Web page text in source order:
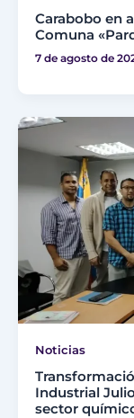
Carabobo en
Comuna
7 de agosto de
Noticias
Industrial
sector